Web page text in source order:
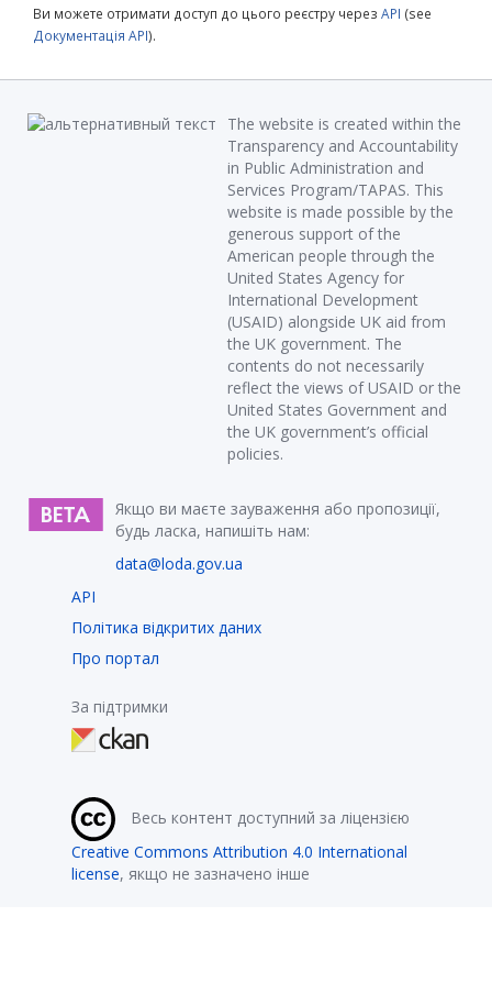
Ви можете отримати доступ до цього реєстру через API (see
Документація API).
The website is created within the
Transparency and Accountability
in Public Administration and
Services Program/TAPAS. This
website is made possible by the
generous support of the
American people through the
United States Agency for
International Development
(USAID) alongside UK aid from
the UK government. The
contents do not necessarily
reflect the views of USAID or the
United States Government and
the UK government’s official
policies.
Якщо ви маєте зауваження або пропозиції,
будь ласка, напишіть нам:
data@loda.gov.ua
API
Політика відкритих даних
Про портал
За підтримки
Весь контент доступний за ліцензією
Creative Commons Attribution 4.0 International
license, якщо не зазначено інше